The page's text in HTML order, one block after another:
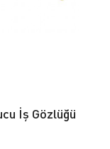
İş Gözlüğü